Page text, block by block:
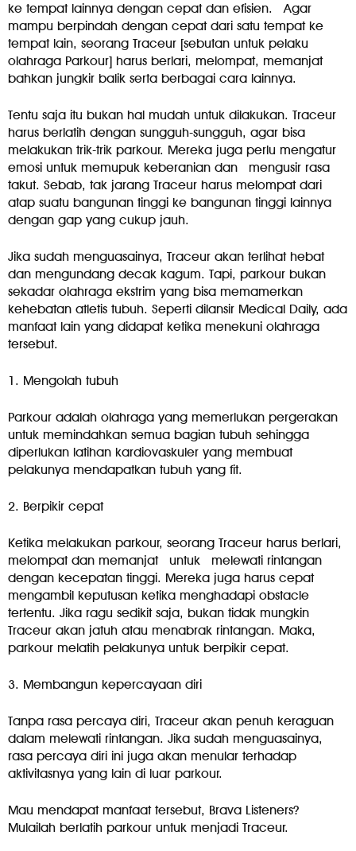
ke tempat lainnya dengan cepat dan efisien. Agar
mampu berpindah dengan cepat dari satu tempat ke
tempat lain, seorang Traceur [sebutan untuk pelaku
olahraga Parkour] harus berlari, melompat, memanjat
bahkan jungkir balik serta berbagai cara lainnya.
Tentu saja itu bukan hal mudah untuk dilakukan. Traceur
harus berlatih dengan sungguh-sungguh, agar bisa
melakukan trik-trik parkour. Mereka juga perlu mengatur
emosi untuk memupuk keberanian dan mengusir rasa
takut. Sebab, tak jarang Traceur harus melompat dari
atap suatu bangunan tinggi ke bangunan tinggi lainnya
dengan gap yang cukup jauh.
Jika sudah menguasainya, Traceur akan terlihat hebat
dan mengundang decak kagum. Tapi, parkour bukan
sekadar olahraga ekstrim yang bisa memamerkan
kehebatan atletis tubuh. Seperti dilansir Medical Daily, ada
manfaat lain yang didapat ketika menekuni olahraga
tersebut.
1. Mengolah tubuh
Parkour adalah olahraga yang memerlukan pergerakan
untuk memindahkan semua bagian tubuh sehingga
diperlukan latihan kardiovaskuler yang membuat
pelakunya mendapatkan tubuh yang fit.
2. Berpikir cepat
Ketika melakukan parkour, seorang Traceur harus berlari,
melompat dan memanjat untuk melewati rintangan
dengan kecepatan tinggi. Mereka juga harus cepat
mengambil keputusan ketika menghadapi obstacle
tertentu. Jika ragu sedikit saja, bukan tidak mungkin
Traceur akan jatuh atau menabrak rintangan. Maka,
parkour melatih pelakunya untuk berpikir cepat.
3. Membangun kepercayaan diri
Tanpa rasa percaya diri, Traceur akan penuh keraguan
dalam melewati rintangan. Jika sudah menguasainya,
rasa percaya diri ini juga akan menular terhadap
aktivitasnya yang lain di luar parkour.
Mau mendapat manfaat tersebut, Brava Listeners?
Mulailah berlatih parkour untuk menjadi Traceur.